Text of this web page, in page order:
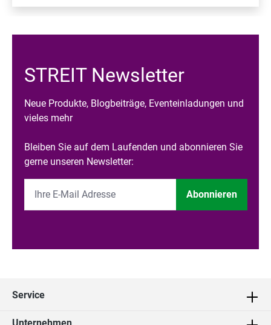
STREIT Newsletter
Neue Produkte, Blogbeiträge, Eventeinladungen und
vieles mehr
Bleiben Sie auf dem Laufenden und abonnieren Sie
gerne unseren Newsletter:
Abonnieren
Service